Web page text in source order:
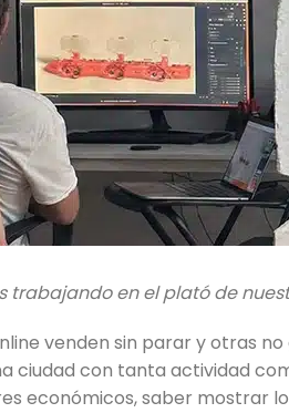
trabajando en el plató de
venden sin parar y otras
ciudad con tanta actividad
económicos, saber mostrar